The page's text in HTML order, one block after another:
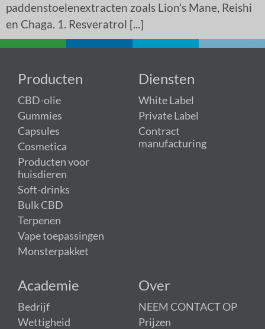
paddenstoelenextracten zoals Lion's Mane, Reishi
en Chaga. 1. Resveratrol [...]
Producten
CBD-olie
Gummies
Capsules
Cosmetica
Producten voor
huisdieren
Soft-drinks
Bulk CBD
Terpenen
Vape toepassingen
Monsterpakket
Diensten
White Label
Private Label
Contract
manufacturing
Academie
Bedrijf
Wettigheid
Over
NEEM CONTACT OP
Prijzen